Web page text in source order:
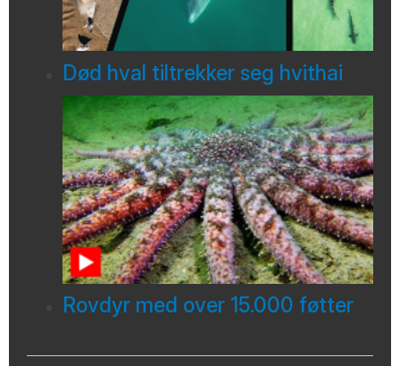
Død hval tiltrekker seg hvithai
Rovdyr med over 15.000 føtter